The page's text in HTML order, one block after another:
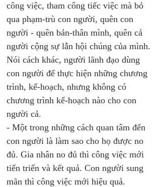
công việc, tham công tiếc việc mà bỏ
qua phạm-trù con người, quên con
người - quên bản-thân mình, quên cả
người cộng sự lẫn hội chúng của mình.
Nói cách khác, người lãnh đạo dùng
con người để thực hiện những chương
trình, kế-hoạch, nhưng không có
chương trình kế-hoạch nào cho con
người cả.
- Một trong những cách quan tâm đến
con người là làm sao cho họ được no
đủ. Gia nhân no đủ thì công việc mới
tiến triển và kết quả. Con người sung
mãn thì công việc mới hiệu quả.